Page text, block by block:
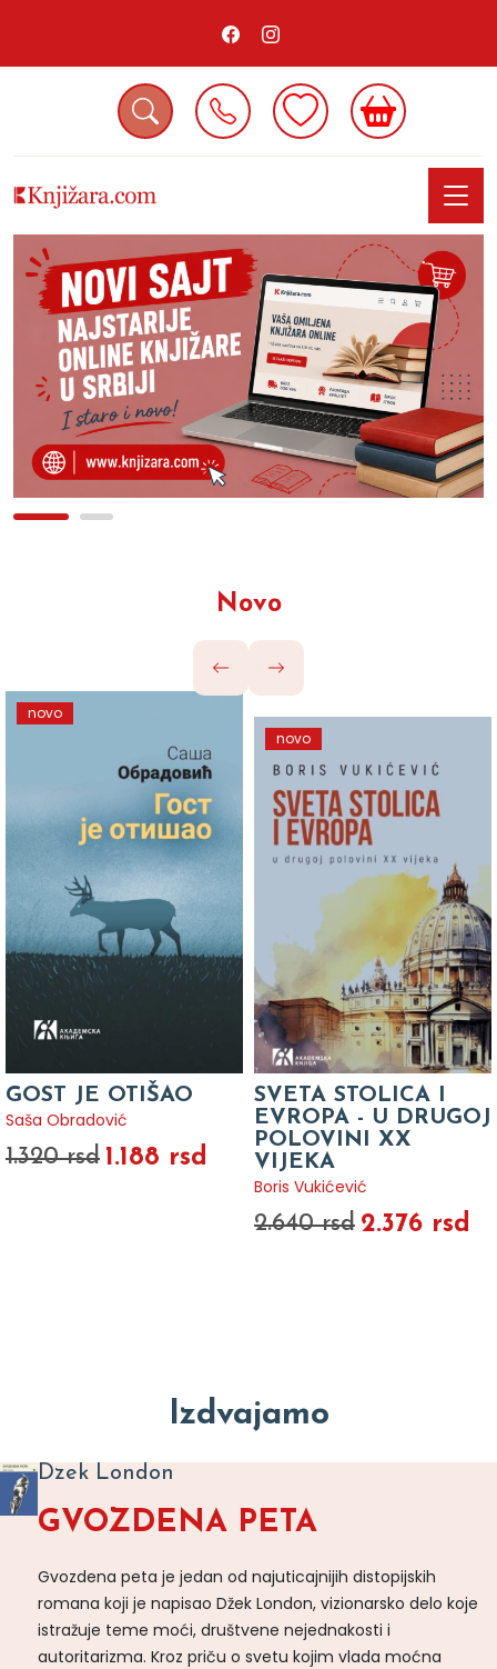
Novo
novo
GOST JE OTIŠAO
Saša Obradović
1.320 rsd 1.188 rsd
novo
SVETA STOLICA I
EVROPA - U DRUGOJ
POLOVINI XX
VIJEKA
Boris Vukićević
2.640 rsd 2.376 rsd
Izdvajamo
Dzek London
GVOZDENA PETA
Gvozdena peta je jedan od najuticajnijih distopijskih
romana koji je napisao Džek London, vizionarsko delo koje
istražuje teme moći, društvene nejednakosti i
autoritarizma. Kroz priču o svetu kojim vlada moćna